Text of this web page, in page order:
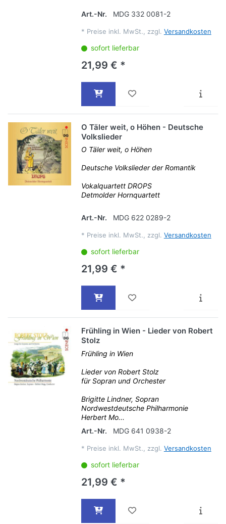
Art.-Nr. MDG 332 0081-2
* Preise inkl. MwSt., zzgl. Versandkosten
sofort lieferbar
21,99 € *
O Täler weit, o Höhen - Deutsche
Volkslieder
O Täler weit, o Höhen
Deutsche Volkslieder der Romantik
Vokalquartett DROPS
Detmolder Hornquartett
Art.-Nr. MDG 622 0289-2
* Preise inkl. MwSt., zzgl. Versandkosten
sofort lieferbar
21,99 € *
Frühling in Wien - Lieder von Robert
Stolz
Frühling in Wien
Lieder von Robert Stolz
für Sopran und Orchester
Brigitte Lindner, Sopran
Nordwestdeutsche Philharmonie
Herbert Mo...
Art.-Nr.
MDG 641 0938-2
* Preise inkl. MwSt., zzgl. Versandkosten
sofort lieferbar
21,99 € *